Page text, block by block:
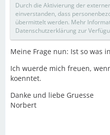
Durch die Aktivierung der
einverstanden, dass
übermittelt werden. Mehr
Datenschutzerklärung zur
Meine Frage nun: Ist so was
Ich wuerde mich freuen,
koenntet.
Danke und liebe Gruesse
Norbert